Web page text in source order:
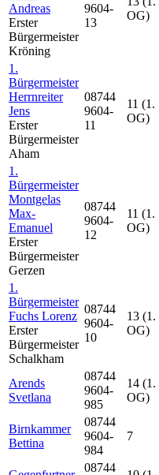
Andreas
Erster
Bürgermeister
Kröning
9604-
13
OG)
1.
Bürgermeister
Herrnreiter
Jens
Erster
Bürgermeister
Aham
08744
9604-
11
11 (1.
OG)
1.
Bürgermeister
Montgelas
Max-
Emanuel
Erster
Bürgermeister
Gerzen
08744
9604-
12
11 (1.
OG)
1.
Bürgermeister
Fuchs Lorenz
Erster
Bürgermeister
Schalkham
08744
9604-
10
13 (1.
OG)
Arends
Svetlana
08744
9604-
985
14 (1.
OG)
Birnkammer
Bettina
08744
9604-
984
7
08744